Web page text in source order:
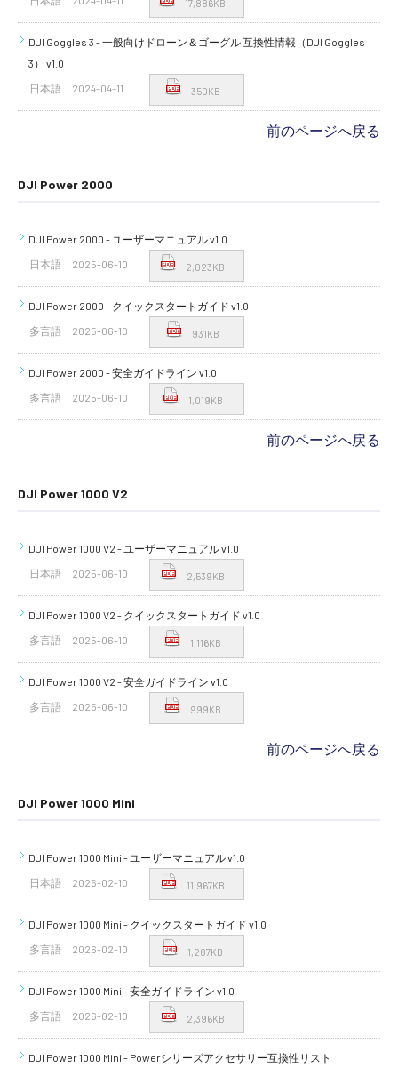
17,886KB
DJI Goggles 3 - 一般向けドローン＆ゴーグル 互換性情報（DJI Goggles
3） v1.0
日本語
2024-04-11 350KB
前のページへ戻る
DJI Power 2000
DJI Power 2000 - ユーザーマニュアル v1.0
日本語
2025-06-10 2,023KB
DJI Power 2000 - クイックスタートガイド v1.0
多言語
2025-06-10 931KB
DJI Power 2000 - 安全ガイドライン v1.0
多言語
2025-06-10 1,019KB
前のページへ戻る
DJI Power 1000 V2
DJI Power 1000 V2 - ユーザーマニュアル v1.0
日本語
2025-06-10 2,539KB
DJI Power 1000 V2 - クイックスタートガイド v1.0
多言語
2025-06-10 1,116KB
DJI Power 1000 V2 - 安全ガイドライン v1.0
多言語
2025-06-10 999KB
前のページへ戻る
DJI Power 1000 Mini
DJI Power 1000 Mini - ユーザーマニュアル v1.0
日本語
2026-02-10 11,967KB
DJI Power 1000 Mini - クイックスタートガイド v1.0
多言語
2026-02-10 1,287KB
DJI Power 1000 Mini - 安全ガイドライン v1.0
多言語
2026-02-10 2,396KB
DJI Power 1000 Mini - Powerシリーズアクセサリー互換性リスト